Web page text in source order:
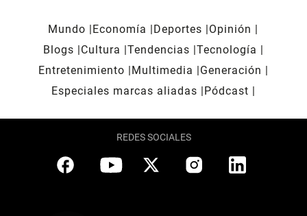
Mundo Economía Deportes
Opinión
Blogs
Cultura Tendencias Tecnología
Entretenimiento
Multimedia
Generación
Especiales marcas aliadas
Pódcast
REDES SOCIALES